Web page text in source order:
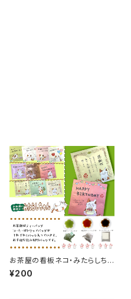
お茶屋の看板ネコ・みたらしちゃ
んのメッセージティー
¥200